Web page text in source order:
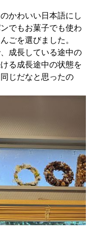
かわいい日本語にし
でもお菓子でも使わ
ごを選びました。
成長している途中の
る成長途中の状態を
じだなと思ったの